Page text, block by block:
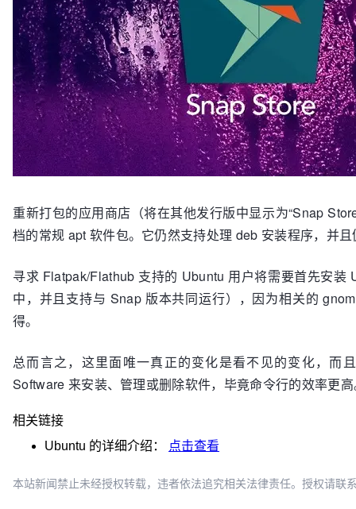
重新打包的应用商店（将在其他发行版中显示为“Snap
档的常规 apt 软件包。它仍然支持处理 deb 安装程序，并
寻求 Flatpak/Flathub 支持的 Ubuntu 用户将需要首先安
中，并且支持与 Snap 版本共同运行），因为相关的
得。
总而言之，这里面唯一真正的变化是看不见的变化，而
Software 来安装、管理或删除软件，毕竟命令行的效率更
相关链接
Ubuntu 的详细介绍： 点击查看
本站新闻禁止未经授权转载，违者依法追究相关法律责任。授权请联